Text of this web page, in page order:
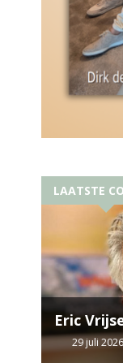
LAATSTE
Eric
29 juli 2026